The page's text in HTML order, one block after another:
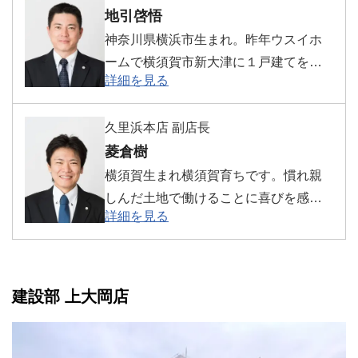
地引啓悟
神奈川県横浜市生まれ。昨年ウスイホ
ームで横須賀市新大津に１戸建てを新
築。男女2人の子宝に恵まれ、幸せな毎
日を送っております。休みの日は、子
供たちと公園に遊びに出かけるのが癒
しになっています。
詳細を見る
久里浜本店 副店長
菱倉樹
横須賀生まれ横須賀育ちです。慣れ親
しんだ土地で働けることに喜びを感じ
ています。少しでも皆様のお力になれ
るよう努力します。
詳細を見る
建設部 上大岡店